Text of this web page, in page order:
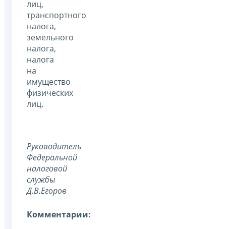
лиц,
транспортного
налога,
земельного
налога,
налога
на
имущество
физических
лиц.
Руководитель
Федеральной
налоговой
службы
Д.В.Егоров
Комментарии: